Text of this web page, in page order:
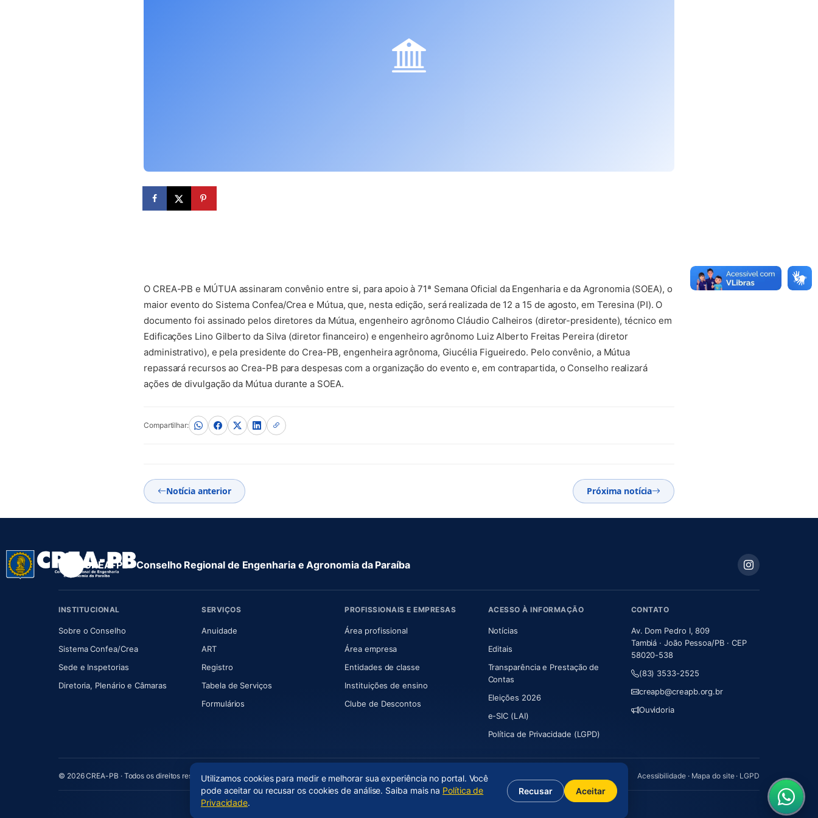
O CREA-PB e MÚTUA assinaram convênio entre si, para apoio à 71ª Semana Oficial da Engenharia e da Agronomia (SOEA), o
maior evento do Sistema Confea/Crea e Mútua, que, nesta edição, será realizada de 12 a 15 de agosto, em Teresina (PI). O
documento foi assinado pelos diretores da Mútua, engenheiro agrônomo Cláudio Calheiros (diretor-presidente), técnico em
Edificações Lino Gilberto da Silva (diretor financeiro) e engenheiro agrônomo Luiz Alberto Freitas Pereira (diretor
administrativo), e pela presidente do Crea-PB, engenheira agrônoma, Giucélia Figueiredo. Pelo convênio, a Mútua
repassará recursos ao Crea-PB para despesas com a organização do evento e, em contrapartida, o Conselho realizará
ações de divulgação da Mútua durante a SOEA.
Compartilhar:
Notícia anterior Próxima notícia
CREA-PB · Conselho Regional de Engenharia e Agronomia da Paraíba
INSTITUCIONAL
Sobre o Conselho(abre em nova aba)
Sistema Confea/Crea(abre em nova aba)
Sede e Inspetorias
Diretoria, Plenário e Câmaras(abre em nova aba)
SERVIÇOS
Anuidade(abre em nova aba)
ART(abre em nova aba)
Registro
Tabela de Serviços
Formulários
PROFISSIONAIS E EMPRESAS
Área profissional
Área empresa
Entidades de classe
Instituições de ensino
Clube de Descontos
ACESSO À INFORMAÇÃO
Notícias
Editais
Transparência e Prestação de
Contas
Eleições 2026
e-SIC (LAI)
Política de Privacidade (LGPD)
CONTATO
Av. Dom Pedro I, 809
Tambiá · João Pessoa/PB · CEP
58020-538
(83) 3533-2525
creapb@creapb.org.br
Ouvidoria
© 2026 CREA-PB · Todos os direitos reservados Acessibilidade· Mapa do site· LGPD
(abre em nova aba)
Utilizamos cookies para medir e melhorar sua experiência no portal. Você
pode aceitar ou recusar os cookies de análise. Saiba mais na Política de
Privacidade.
Recusar Aceitar